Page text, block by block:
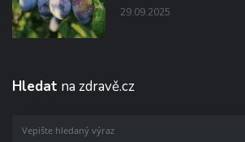
29.09.2025
Hledat na zdravě.cz